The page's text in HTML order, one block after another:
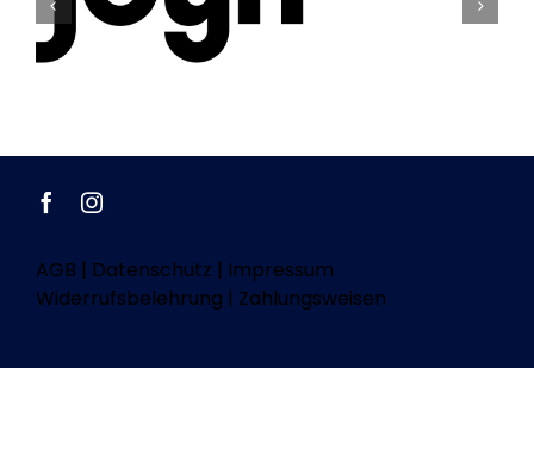
AGB | Datenschutz | Impressum
Widerrufsbelehrung | Zahlungsweisen